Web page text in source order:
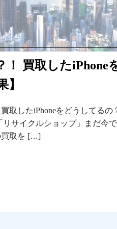
！ 買取したiPhone
】
買取したiPhoneをどうしてる
サイクルショップ」まだ今で
買取を […]